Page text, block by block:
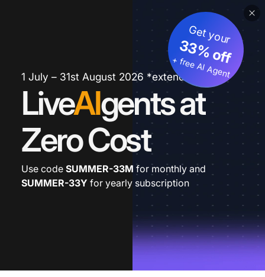
1 July – 31st August 2026 *extended
LiveAIgents at
Zero Cost
Get your
33% off
+ free AI Agent
Use code SUMMER-33M for monthly and
SUMMER-33Y for yearly subscription